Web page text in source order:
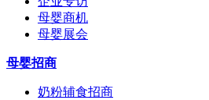
母婴商机
母婴展会
母婴招商
奶粉辅食招商